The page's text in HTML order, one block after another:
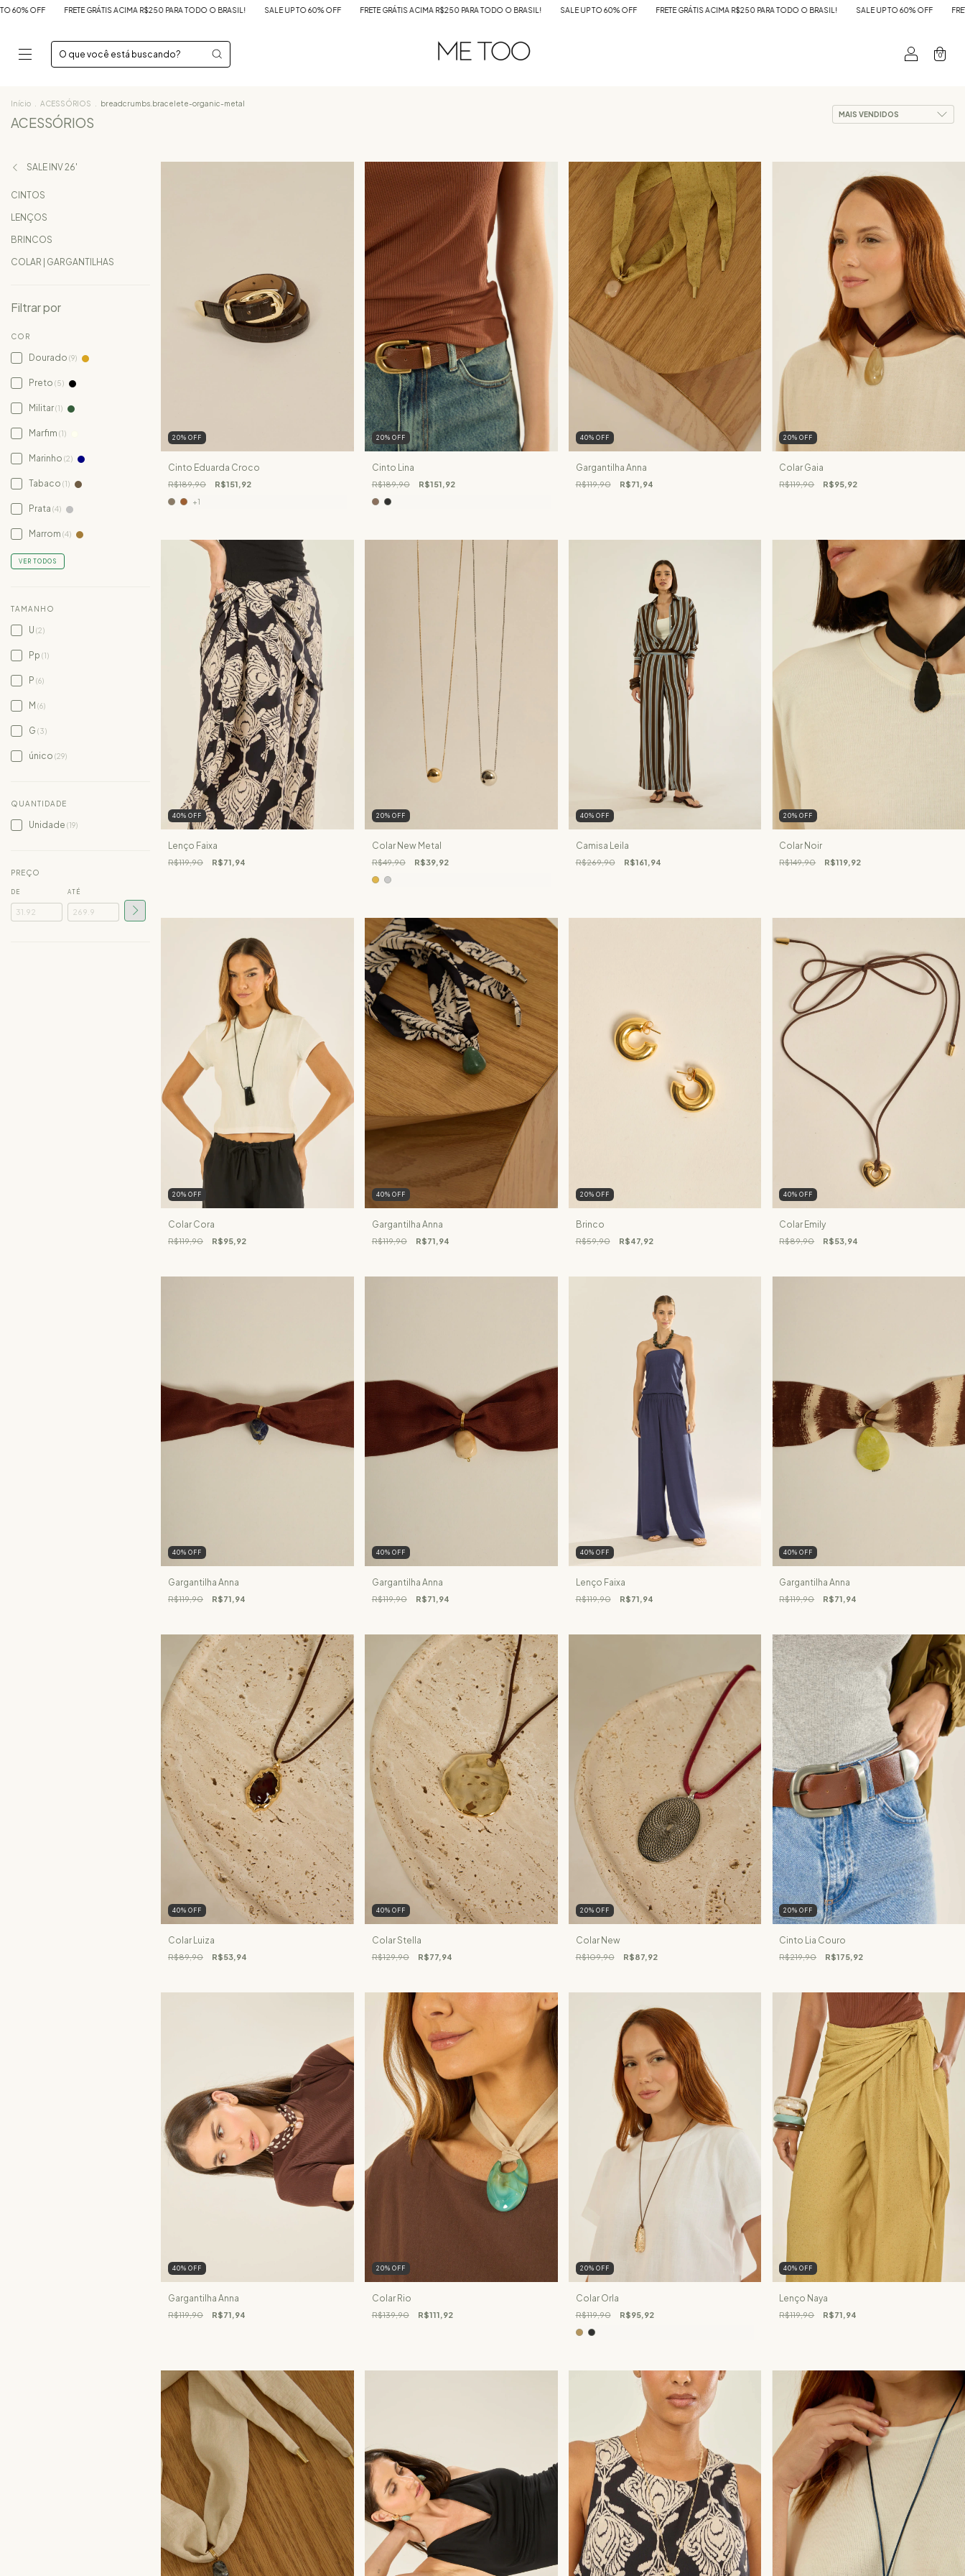
O BRASIL! SALE UP TO 60% OFF FRETE GRÁTIS ACIMA R$250 PARA TODO O BRASIL! SALE UP TO 60% OFF FRETE GRÁTIS ACIMA R$250 PARA TODO O BRASIL! SALE UP TO 60% OFF FRETE GRÁTIS ACIMA R$250 PARA TODO O BRASIL!
0
Início ACESSÓRIOS breadcrumbs.bracelete-organic-metal
ACESSÓRIOS
SALE INV 26'
CINTOS
LENÇOS
BRINCOS
COLAR | GARGANTILHAS
Filtrar por
COR
Dourado (9)
Preto (5)
Militar(1)
Marfim (1)
Marinho (2)
Tabaco (1)
Prata (4)
Marrom (4)
VER TODOS
TAMANHO
U (2)
Pp (1)
P (6)
M (6)
G (3)
único (29)
QUANTIDADE
Unidade (19)
PREÇO
DE ATÉ
20% OFF
Cinto Eduarda Croco
R$189,90 R$151,92
+1
20% OFF
Cinto Lina
R$189,90 R$151,92
40% OFF
Gargantilha Anna
R$119,90 R$71,94
20%OFF
Colar Gaia
R$119,90 R$95,92
40% OFF
Lenço Faixa
R$119,90 R$71,94
20% OFF
Colar New Metal
R$49,90 R$39,92
40% OFF
Camisa Leila
R$269,90 R$161,94
20%OFF
Colar Noir
R$149,90 R$119,92
20% OFF
Colar Cora
R$119,90 R$95,92
40% OFF
Gargantilha Anna
R$119,90 R$71,94
20% OFF
Brinco
R$59,90 R$47,92
40%OFF
Colar Emily
R$89,90 R$53,94
40% OFF
Gargantilha Anna
R$119,90 R$71,94
40% OFF
Gargantilha Anna
R$119,90 R$71,94
40% OFF
Lenço Faixa
R$119,90 R$71,94
40%OFF
Gargantilha Anna
R$119,90 R$71,94
40% OFF
Colar Luiza
R$89,90 R$53,94
40% OFF
Colar Stella
R$129,90 R$77,94
20% OFF
Colar New
R$109,90 R$87,92
20%OFF
Cinto Lia Couro
R$219,90 R$175,92
40% OFF
Gargantilha Anna
R$119,90 R$71,94
20% OFF
Colar Rio
R$139,90 R$111,92
20% OFF
Colar Orla
R$119,90 R$95,92
40%OFF
Lenço Naya
R$119,90 R$71,94